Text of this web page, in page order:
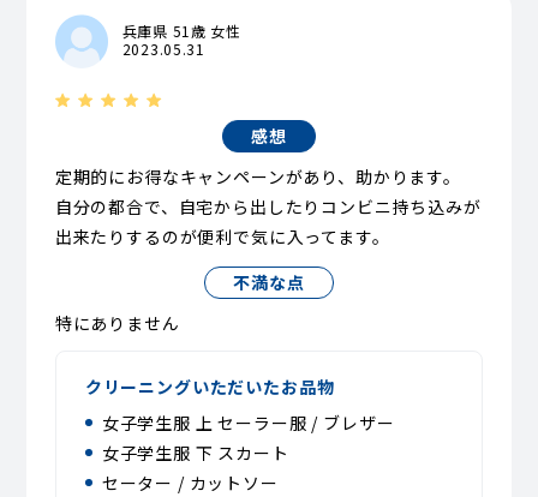
兵庫県 51歳 女性
2023.05.31
感想
定期的にお得なキャンペーンがあり、助かります。
自分の都合で、自宅から出したりコンビニ持ち込みが
出来たりするのが便利で気に入ってます。
不満な点
特にありません
クリーニングいただいたお品物
女子学生服 上 セーラー服 / ブレザー
女子学生服 下 スカート
セーター / カットソー